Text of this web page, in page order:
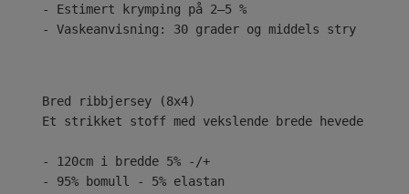
- Estimert krymping på 2–5 %
- Vaskeanvisning: 30 grader og middels stry
Bred ribbjersey (8x4)
Et strikket stoff med vekslende brede hevede og
- 120cm i bredde 5% -/+
- 95% bomull - 5% elastan